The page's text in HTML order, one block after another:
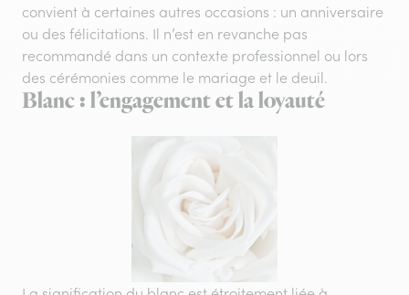
convient à certaines autres occasions : un anniversaire
ou des félicitations. Il n’est en revanche pas
recommandé dans un contexte professionnel ou lors
des cérémonies comme le mariage et le deuil.
Blanc : l’engagement et la loyauté